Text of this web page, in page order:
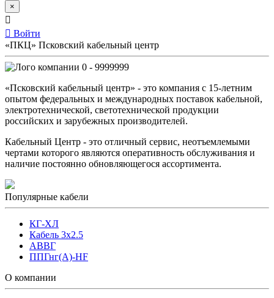
×
Войти
«ПКЦ» Псковский кабельный центр
0 - 9999999
«Псковский кабельный центр» - это компания с 15-летним
опытом федеральных и международных поставок кабельной,
электротехнической, светотехнической продукции
российских и зарубежных производителей.
Кабельный Центр - это отличный сервис, неотъемлемыми
чертами которого являются оперативность обслуживания и
наличие постоянно обновляющегося ассортимента.
Популярные кабели
КГ-ХЛ
Кабель 3x2.5
АВВГ
ППГнг(А)-HF
О компании